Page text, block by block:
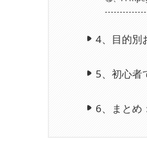
4、 目的別
5、 初心者
6、 まとめ